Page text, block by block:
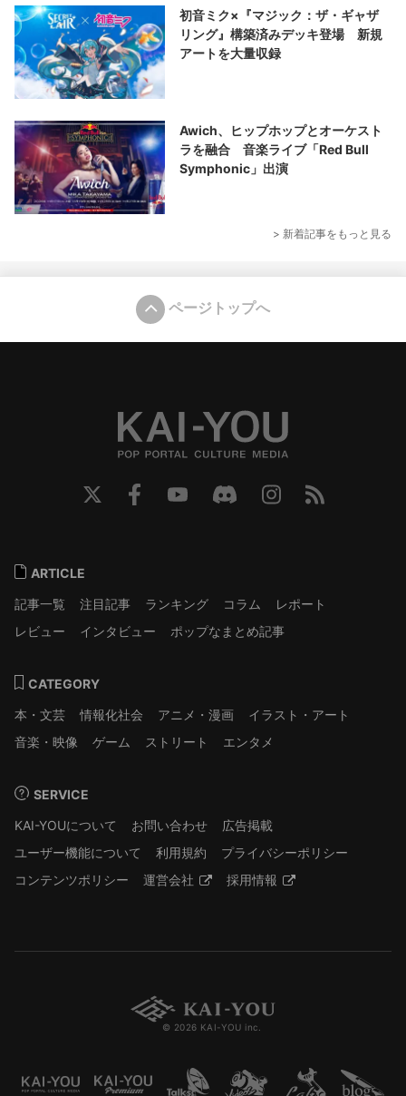
初音ミク×『マジック：ザ・ギャザ
リング』構築済みデッキ登場 新規
アートを大量収録
Awich、ヒップホップとオーケスト
ラを融合 音楽ライブ「Red Bull
Symphonic」出演
> 新着記事をもっと見る
ページトップへ
ARTICLE
記事一覧
注目記事 ランキング コラム
レポート
レビュー
インタビュー ポップなまとめ記事
CATEGORY
本・文芸
情報化社会 アニメ・漫画
イラスト・アート
音楽・映像
ゲーム ストリート エンタメ
SERVICE
KAI-YOUについて
お問い合わせ
広告掲載
ユーザー機能について
利用規約
プライバシーポリシー
コンテンツポリシー
運営会社 採用情報
© 2026 KAI-YOU inc.